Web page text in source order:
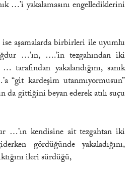
…’i yakalamasını engellediklerini
aşamalarda birbirleri ile uyumlu
…’ın, ….’in tezgahından iki
tarafından yakalandığını, sanık
“git kardeşim utanmıyormusun”
da gittiğini beyan ederek atılı suçu
…’ın kendisine ait tezgahtan iki
gördüğünde yakaladığını,
ileri sürdüğü,